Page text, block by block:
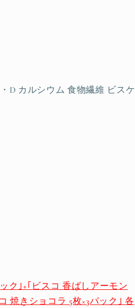
D カルシウム 食物繊維 ビスケ
ク｣+｢ビスコ 香ばしアーモン
焼きショコラ 5枚×3パック｣ 各